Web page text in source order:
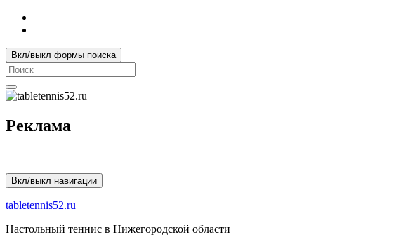
Вкл/выкл формы поиска
Search
for:
Реклама
Вкл/выкл навигации
tabletennis52.ru
Настольный теннис в Нижегородской области